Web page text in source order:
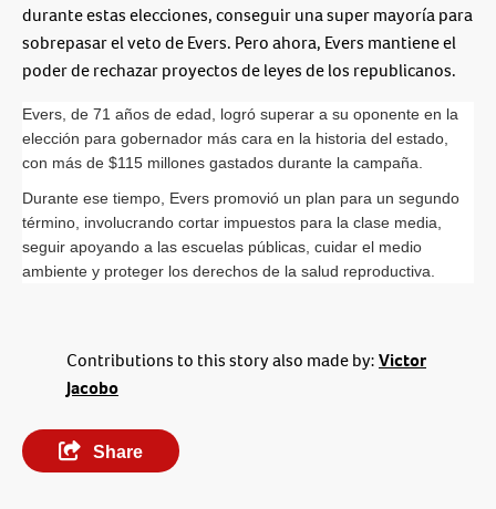
durante estas elecciones, conseguir una super mayoría para
sobrepasar el veto de Evers. Pero ahora, Evers mantiene el
poder de rechazar proyectos de leyes de los republicanos.
Evers, de 71 años de edad, logró superar a su oponente en la
elección para gobernador más cara en la historia del estado,
con más de $115 millones gastados durante la campaña.
Durante ese tiempo, Evers promovió un plan para un segundo
término, involucrando cortar impuestos para la clase media,
seguir apoyando a las escuelas públicas, cuidar el medio
ambiente y proteger los derechos de la salud reproductiva.
Contributions to this story also made by:Victor
Jacobo
Share